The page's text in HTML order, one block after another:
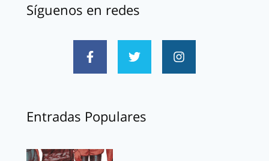
Síguenos en redes
Entradas Populares